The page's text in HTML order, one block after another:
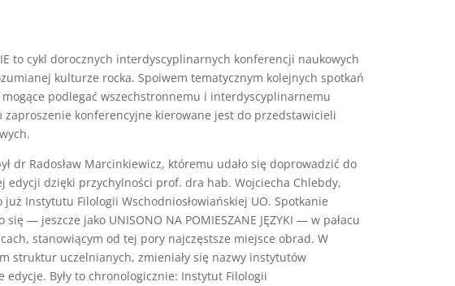
to cykl dorocznych interdyscyplinarnych konferencji naukowych
kulturze rocka. Spoiwem tematycznym kolejnych spotkań
podlegać wszechstronnemu i interdyscyplinarnemu
zaproszenie konferencyjne kierowane jest do przedstawicieli
dr Radosław Marcinkiewicz, któremu udało się doprowadzić do
edycji dzięki przychylności prof. dra hab. Wojciecha Chlebdy,
Instytutu Filologii Wschodniosłowiańskiej UO. Spotkanie
się — jeszcze jako UNISONO NA POMIESZANE JĘZYKI — w pałacu
stanowiącym od tej pory najczęstsze miejsce obrad. W
struktur uczelnianych, zmieniały się nazwy instytutów
edycje. Były to chronologicznie: Instytut Filologii